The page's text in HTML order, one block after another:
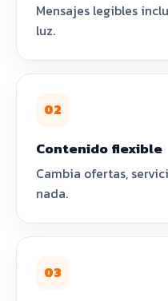
Mensajes legibles
luz.
02
Contenido flexible
Cambia ofertas,
nada.
03